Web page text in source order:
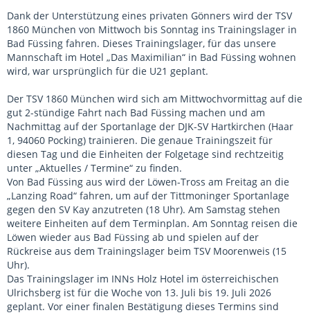
Dank der Unterstützung eines privaten Gönners wird der TSV
1860 München von Mittwoch bis Sonntag ins Trainingslager in
Bad Füssing fahren. Dieses Trainingslager, für das unsere
Mannschaft im Hotel „Das Maximilian“ in Bad Füssing wohnen
wird, war ursprünglich für die U21 geplant.
Der TSV 1860 München wird sich am Mittwochvormittag auf die
gut 2-stündige Fahrt nach Bad Füssing machen und am
Nachmittag auf der Sportanlage der DJK-SV Hartkirchen (Haar
1, 94060 Pocking) trainieren. Die genaue Trainingszeit für
diesen Tag und die Einheiten der Folgetage sind rechtzeitig
unter „Aktuelles / Termine“ zu finden.
Von Bad Füssing aus wird der Löwen-Tross am Freitag an die
„Lanzing Road“ fahren, um auf der Tittmoninger Sportanlage
gegen den SV Kay anzutreten (18 Uhr). Am Samstag stehen
weitere Einheiten auf dem Terminplan. Am Sonntag reisen die
Löwen wieder aus Bad Füssing ab und spielen auf der
Rückreise aus dem Trainingslager beim TSV Moorenweis (15
Uhr).
Das Trainingslager im INNs Holz Hotel im österreichischen
Ulrichsberg ist für die Woche von 13. Juli bis 19. Juli 2026
geplant. Vor einer finalen Bestätigung dieses Termins sind